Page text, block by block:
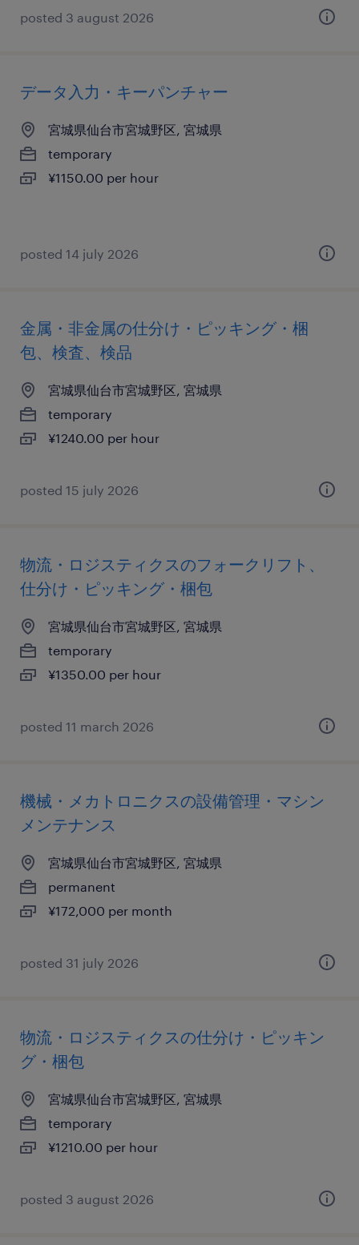
posted 3 august 2026
データ入力・キーパンチャー
宮城県仙台市宮城野区, 宮城県
temporary
¥1150.00 per hour
posted 14 july 2026
金属・非金属の仕分け・ピッキング・梱
包、検査、検品
宮城県仙台市宮城野区, 宮城県
temporary
¥1240.00 per hour
posted 15 july 2026
物流・ロジスティクスのフォークリフト、
仕分け・ピッキング・梱包
宮城県仙台市宮城野区, 宮城県
temporary
¥1350.00 per hour
posted 11 march 2026
機械・メカトロニクスの設備管理・マシン
メンテナンス
宮城県仙台市宮城野区, 宮城県
permanent
¥172,000 per month
posted 31 july 2026
物流・ロジスティクスの仕分け・ピッキン
グ・梱包
宮城県仙台市宮城野区, 宮城県
temporary
¥1210.00 per hour
posted 3 august 2026